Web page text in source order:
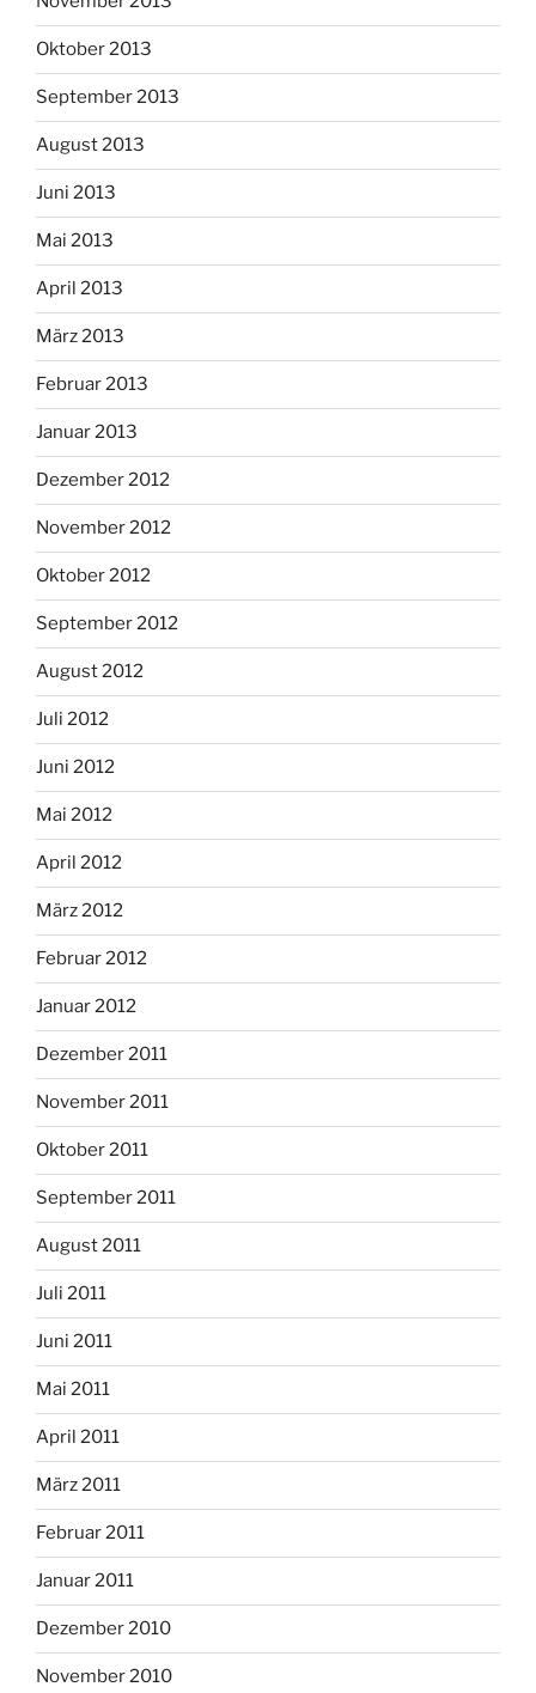
Oktober 2013
September 2013
August 2013
Juni 2013
Mai 2013
April 2013
März 2013
Februar 2013
Januar 2013
Dezember 2012
November 2012
Oktober 2012
September 2012
August 2012
Juli 2012
Juni 2012
Mai 2012
April 2012
März 2012
Februar 2012
Januar 2012
Dezember 2011
November 2011
Oktober 2011
September 2011
August 2011
Juli 2011
Juni 2011
Mai 2011
April 2011
März 2011
Februar 2011
Januar 2011
Dezember 2010
November 2010